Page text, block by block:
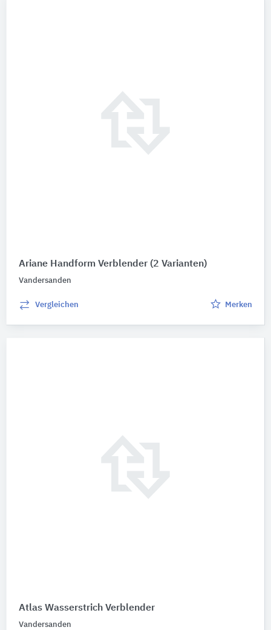
Ariane Handform Verblender (2 Varianten)
Vandersanden
Vergleichen Merken
Atlas Wasserstrich Verblender
Vandersanden